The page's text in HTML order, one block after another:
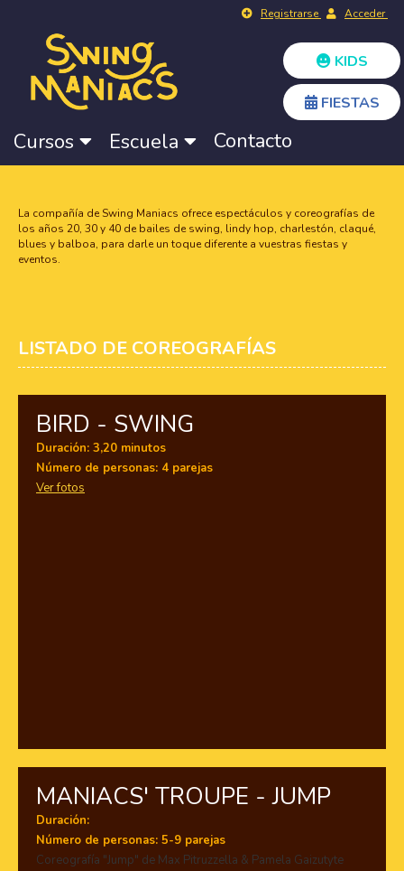
Registrarse Acceder
KIDS
FIESTAS
Cursos Escuela Contacto
La compañía de Swing Maniacs ofrece espectáculos y coreografías de
los años 20, 30 y 40 de bailes de swing, lindy hop, charlestón, claqué,
blues y balboa, para darle un toque diferente a vuestras fiestas y
eventos.
LISTADO DE COREOGRAFÍAS
BIRD - SWING
Duración: 3,20 minutos
Número de personas: 4 parejas
Ver fotos
MANIACS' TROUPE - JUMP
Duración:
Número de personas: 5-9 parejas
Coreografía "Jump" de Max Pitruzzella & Pamela Gaizutyte